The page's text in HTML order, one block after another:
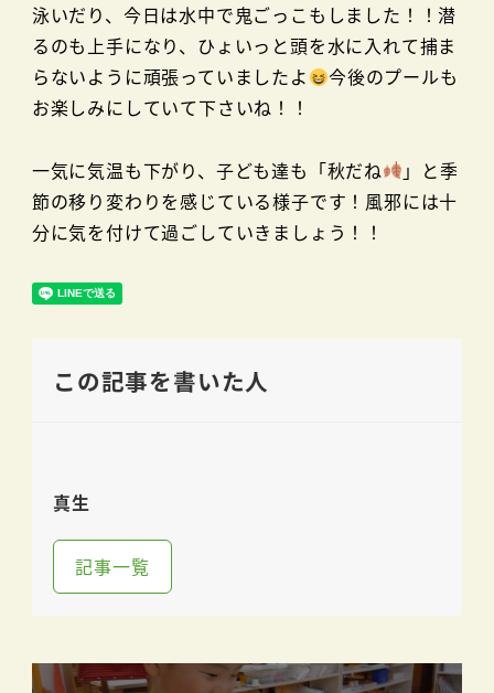
泳いだり、今日は水中で鬼ごっこもしました！！潜
るのも上手になり、ひょいっと頭を水に入れて捕ま
らないように頑張っていましたよ
今後のプールも
お楽しみにしていて下さいね！！
一気に気温も下がり、子ども達も「秋だね
」と季
節の移り変わりを感じている様子です！風邪には十
分に気を付けて過ごしていきましょう！！
この記事を書いた人
真生
記事一覧